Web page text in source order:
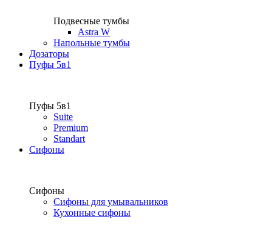
Подвесные тумбы
Astra W
Напольные тумбы
Дозаторы
Пуфы 5в1
Пуфы 5в1
Suite
Premium
Standart
Сифоны
Сифоны
Сифоны для умывальников
Кухонные сифоны